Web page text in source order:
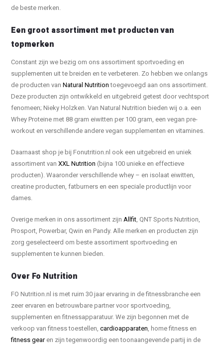
de beste merken.
Een groot assortiment met producten van
topmerken
Constant zijn we bezig om ons assortiment sportvoeding en
supplementen uit te breiden en te verbeteren. Zo hebben we onlangs
de producten vanNatural Nutrition toegevoegd aan ons assortiment.
Deze producten zijn ontwikkeld en uitgebreid getest door vechtsport
fenomeen; Nieky Holzken. Van Natural Nutrition bieden wij o.a. een
Whey Proteine met 88 gram eiwitten per 100 gram, een vegan pre-
workout en verschillende andere vegan supplementen en vitamines.
Daarnaast shop je bij Fonutrition.nl ook een uitgebreid en uniek
assortiment vanXXL Nutrition (bijna 100 unieke en effectieve
producten). Waaronder verschillende whey – en isolaat eiwitten,
creatine producten, fatburners en een speciale productlijn voor
dames.
Overige merken in ons assortiment zijnAllfit, QNT Sports Nutrition,
Prosport, Powerbar, Qwin en Pandy. Alle merken en producten zijn
zorg geselecteerd om beste assortiment sportvoeding en
supplementen te kunnen bieden.
Over Fo Nutrition
FO Nutrition.nl is met ruim 30 jaar ervaring in de fitnessbranche een
zeer ervaren en betrouwbare partner voor sportvoeding,
supplementen en fitnessapparatuur. We zijn begonnen met de
verkoop van fitness toestellen,cardioapparaten, home fitness en
fitness gearen zijn tegenwoordig een toonaangevende partij in de